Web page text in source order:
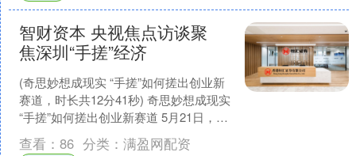
智财资本 央视焦点访谈聚
焦深圳“手搓”经济
(奇思妙想成现实 “手搓”如何搓出创业新
赛道，时长共12分41秒) 奇思妙想成现实
“手搓”如何搓出创业新赛道 5月21日，央
视《焦点访谈》栏目播发《奇思妙想
成....
查看： 86 分类： 满盈网配资